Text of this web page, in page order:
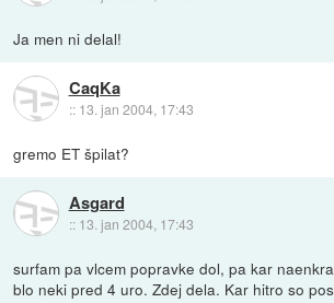
Ja men ni delal!
CaqKa
:: 13. jan 2004, 17:43
gremo ET špilat?
Asgard
:: 13. jan 2004, 17:43
surfam pa vlcem popravke dol, pa kar
blo neki pred 4 uro. Zdej dela. Kar hitro so